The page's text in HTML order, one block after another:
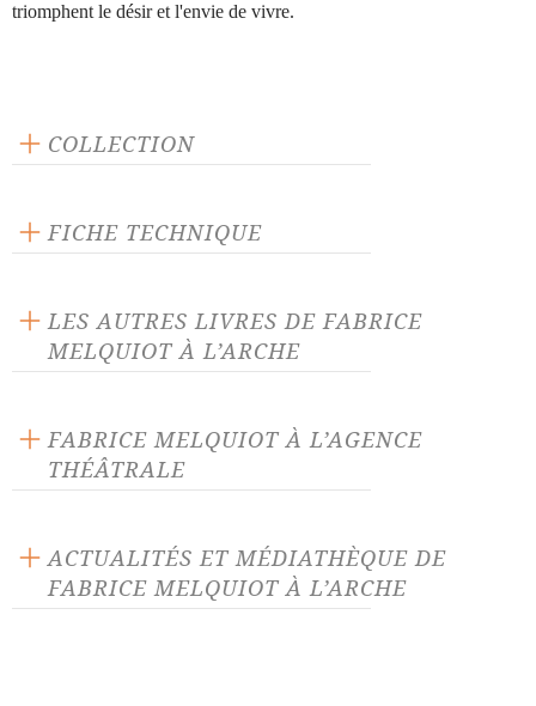
triomphent le désir et l'envie de vivre.
COLLECTION
FICHE TECHNIQUE
96 pages
Prix : 13.00 €
Langue source : français
LES AUTRES LIVRES DE FABRICE
MELQUIOT À L’ARCHE
FABRICE MELQUIOT À L’AGENCE
THÉÂTRALE
Albatros Alice et autres merveilles
ACTUALITÉS ET MÉDIATHÈQUE DE
FABRICE MELQUIOT À L’ARCHE